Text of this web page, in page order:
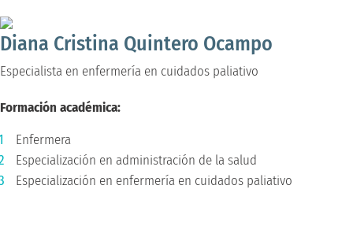
Diana Cristina Quintero Ocampo
Especialista en enfermería en cuidados paliativo
Formación académica:
Enfermera
Especialización en administración de la salud
Especialización en enfermería en cuidados paliativo